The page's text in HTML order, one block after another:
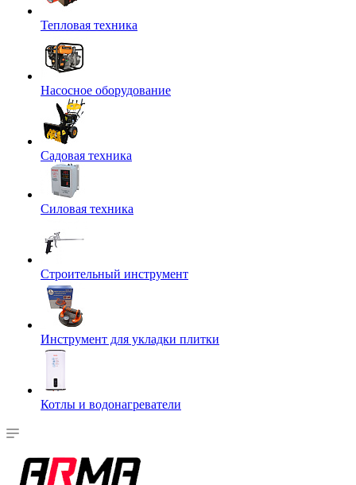
Тепловая техника
Насосное оборудование
Садовая техника
Силовая техника
Строительный инструмент
Инструмент для укладки плитки
Котлы и водонагреватели